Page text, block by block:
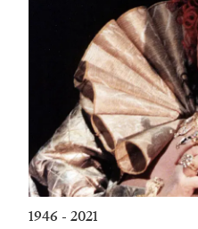
1946 - 2021